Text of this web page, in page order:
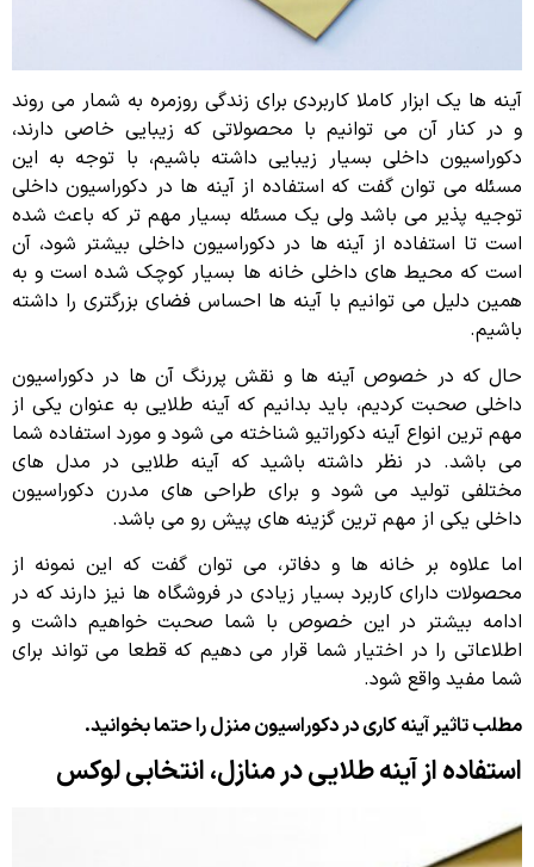
آینه ها یک ابزار کاملا کاربردی برای زندگی روزمره به شمار می روند
و در کنار آن می توانیم با محصولاتی که زیبایی خاصی دارند،
دکوراسیون داخلی بسیار زیبایی داشته باشیم، با توجه به این
مسئله می توان گفت که استفاده از آینه ها در دکوراسیون داخلی
توجیه پذیر می باشد ولی یک مسئله بسیار مهم تر که باعث شده
است تا استفاده از آینه ها در دکوراسیون داخلی بیشتر شود، آن
است که محیط های داخلی خانه ها بسیار کوچک شده است و به
همین دلیل می توانیم با آینه ها احساس فضای بزرگتری را داشته
باشیم.
حال که در خصوص آینه ها و نقش پررنگ آن ها در دکوراسیون
داخلی صحبت کردیم، باید بدانیم که آینه طلایی به عنوان یکی از
مهم ترین انواع آینه دکوراتیو شناخته می شود و مورد استفاده شما
می باشد. در نظر داشته باشید که آینه طلایی در مدل های
مختلفی تولید می شود و برای طراحی های مدرن دکوراسیون
داخلی یکی از مهم ترین گزینه های پیش رو می باشد.
اما علاوه بر خانه ها و دفاتر، می توان گفت که این نمونه از
محصولات دارای کاربرد بسیار زیادی در فروشگاه ها نیز دارند که در
ادامه بیشتر در این خصوص با شما صحبت خواهیم داشت و
اطلاعاتی را در اختیار شما قرار می دهیم که قطعا می تواند برای
شما مفید واقع شود.
مطلب تاثیر آینه کاری در دکوراسیون منزل را حتما بخوانید.
استفاده از آینه طلایی در منازل، انتخابی لوکس